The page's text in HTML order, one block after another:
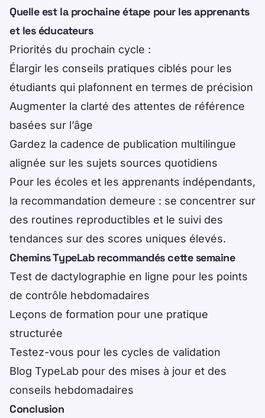
Quelle est la prochaine étape pour les apprenants
et les éducateurs
Priorités du prochain cycle :
Élargir les conseils pratiques ciblés pour les
étudiants qui plafonnent en termes de précision
Augmenter la clarté des attentes de référence
basées sur l’âge
Gardez la cadence de publication multilingue
alignée sur les sujets sources quotidiens
Pour les écoles et les apprenants indépendants,
la recommandation demeure : se concentrer sur
des routines reproductibles et le suivi des
tendances sur des scores uniques élevés.
Chemins TypeLab recommandés cette semaine
Test de dactylographie en ligne pour les points
de contrôle hebdomadaires
Leçons de formation pour une pratique
structurée
Testez-vous pour les cycles de validation
Blog TypeLab pour des mises à jour et des
conseils hebdomadaires
Conclusion